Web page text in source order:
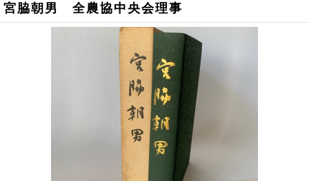
宮脇朝男 全農協中央会理事